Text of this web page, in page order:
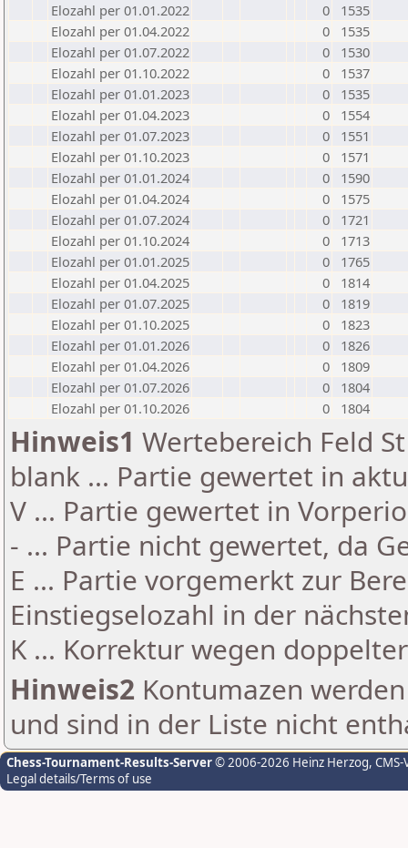
Elozahl per 01.01.2022
0
1535
Elozahl per 01.04.2022
0
1535
Elozahl per 01.07.2022
0
1530
Elozahl per 01.10.2022
0
1537
Elozahl per 01.01.2023
0
1535
Elozahl per 01.04.2023
0
1554
Elozahl per 01.07.2023
0
1551
Elozahl per 01.10.2023
0
1571
Elozahl per 01.01.2024
0
1590
Elozahl per 01.04.2024
0
1575
Elozahl per 01.07.2024
0
1721
Elozahl per 01.10.2024
0
1713
Elozahl per 01.01.2025
0
1765
Elozahl per 01.04.2025
0
1814
Elozahl per 01.07.2025
0
1819
Elozahl per 01.10.2025
0
1823
Elozahl per 01.01.2026
0
1826
Elozahl per 01.04.2026
0
1809
Elozahl per 01.07.2026
0
1804
Elozahl per 01.10.2026
0 1804
Hinweis1 Wertebereich Feld
blank ... Partie gewertet in
V ... Partie gewertet in
- ... Partie nicht gewertet, da
E ... Partie vorgemerkt zur
Einstiegselozahl in der
K ... Korrektur wegen
Hinweis2 Kontumazen
und sind in der Liste nicht
Chess-Tournament-Results-Server© 2006-2026 Heinz Herzog,
Legal details/Terms of use